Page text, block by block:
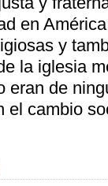
en
y
la iglesia
eran de
el cambio